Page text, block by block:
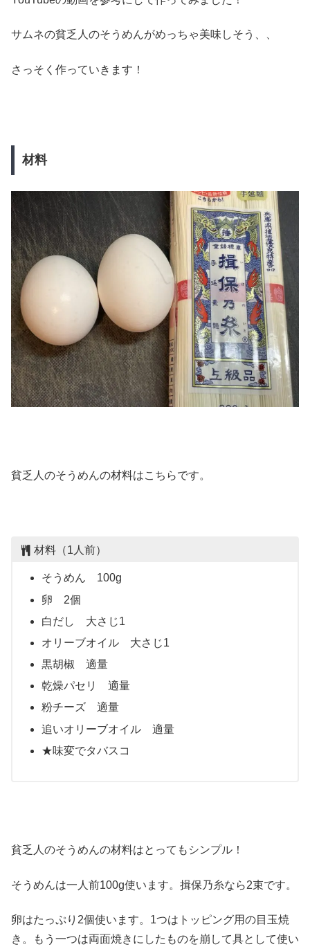
サムネの貧乏人のそうめんがめっちゃ美味しそう、、
さっそく作っていきます！
材料
貧乏人のそうめんの材料はこちらです。
材料（1人前）
そうめん 100g
卵 2個
白だし 大さじ1
オリーブオイル 大さじ1
黒胡椒 適量
乾燥パセリ 適量
粉チーズ 適量
追いオリーブオイル 適量
★味変でタバスコ
貧乏人のそうめんの材料はとってもシンプル！
そうめんは一人前100g使います。揖保乃糸なら2束です。
卵はたっぷり2個使います。1つはトッピング用の目玉焼
き。もう一つは両面焼きにしたものを崩して具として使い